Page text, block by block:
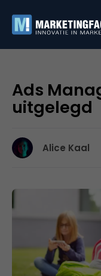
Ads
uitgelegd
Alice Kaal